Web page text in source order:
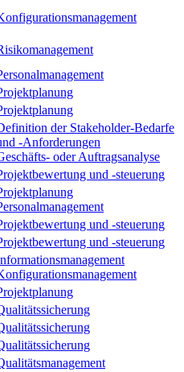
der Stakeholder-Bedarfe
-Anforderungen
oder Auftragsanalyse
und -steuerung
und -steuerung
und -steuerung